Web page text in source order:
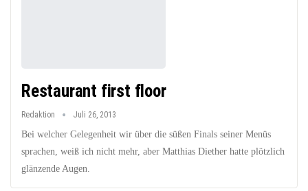
Restaurant first floor
Redaktion Juli 26, 2013
Bei welcher Gelegenheit wir über die süßen Finals seiner Menüs
sprachen, weiß ich nicht mehr, aber Matthias Diether hatte plötzlich
glänzende Augen.